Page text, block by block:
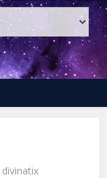
divinatix